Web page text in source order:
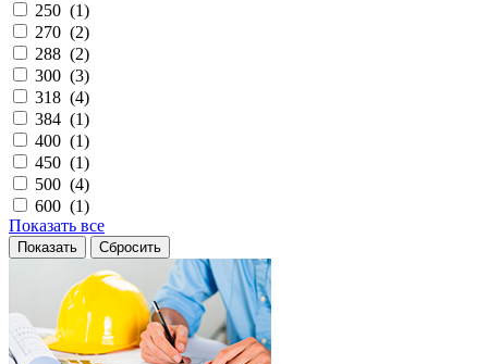
250 (1)
270 (2)
288 (2)
300 (3)
318 (4)
384 (1)
400 (1)
450 (1)
500 (4)
600 (1)
Показать все